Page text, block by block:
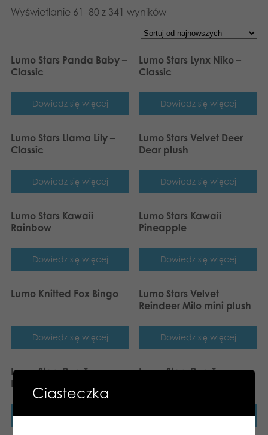
Wyświetlanie 61–80 z 341 wyników
Lumo Stars Panda Baby –
Classic
Dowiedz się więcej
Lumo Stars Lynx Niko –
Classic
Dowiedz się więcej
Lumo Stars Llama Lily –
Classic
Dowiedz się więcej
Lumo Stars Velvet Deer
Dear plush
Dowiedz się więcej
Lumo Stars Kawaii
Rainbow
Dowiedz się więcej
Lumo Stars Kawaii
Pineapple
Dowiedz się więcej
Lumo Knitted Fox Bingo
Dowiedz się więcej
Lumo Stars Velvet
Reindeer Milo mini plush
Dowiedz się więcej
Lumo Stars Dog Tommy –
Huge
Dowiedz się więcej
Lumo Stars Dog Tommy –
Dowiedz się więcej
Ciasteczka